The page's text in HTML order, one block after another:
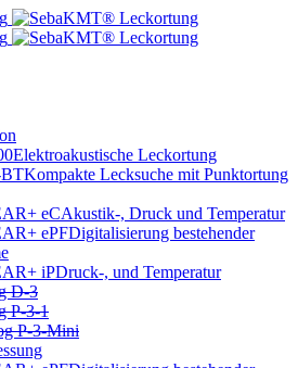
Elektroakustische Leckortung
Kompakte Lecksuche mit Punktortung
eCAkustik-, Druck und Temperatur
ePFDigitalisierung bestehender
iPDruck-, und Temperatur
D-3
P-3-1
P-3-Mini